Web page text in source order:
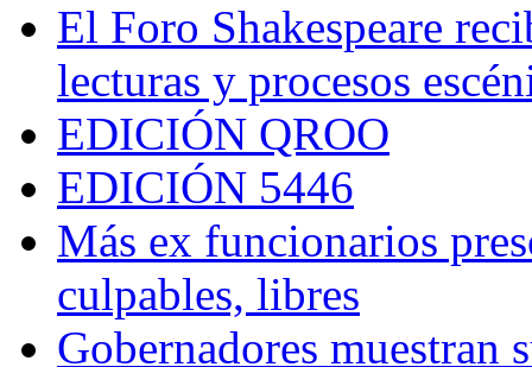
El Foro Shakespeare
lecturas y procesos
EDICIÓN QROO
EDICIÓN 5446
Más ex funcionarios
culpables, libres
Gobernadores muestran